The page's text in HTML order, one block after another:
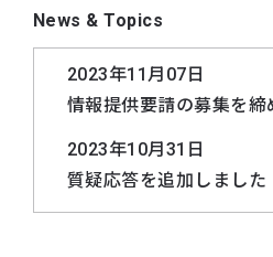
News & Topics
2023年11月07日
情報提供要請の募集を締
2023年10月31日
質疑応答を追加しました